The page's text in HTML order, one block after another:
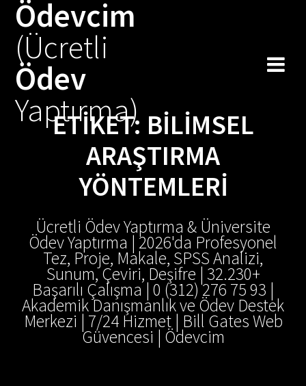
Ödevcim
(Ücretli
Ödev
Yaptırma)
ETIKET: BILIMSEL
ARAŞTIRMA
YÖNTEMLERI
Ücretli Ödev Yaptırma & Üniversite
Ödev Yaptırma | 2026'da Profesyonel
Tez, Proje, Makale, SPSS Analizi,
Sunum, Çeviri, Deşifre | 32.230+
Başarılı Çalışma | 0 (312) 276 75 93 |
Akademik Danışmanlık ve Ödev Destek
Merkezi | 7/24 Hizmet | Bill Gates Web
Güvencesi | Ödevcim